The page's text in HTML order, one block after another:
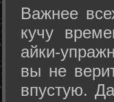
Важнее
кучу
айки-
вы не
впустую.